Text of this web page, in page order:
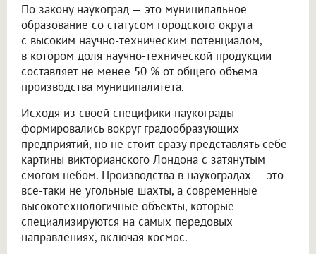
По закону наукоград — это муниципальное
образование со статусом городского округа
с высоким научно-техническим потенциалом,
в котором доля научно-технической продукции
составляет не менее 50 % от общего объема
производства муниципалитета.
Исходя из своей специфики наукограды
формировались вокруг градообразующих
предприятий, но не стоит сразу представлять себе
картины викторианского Лондона с затянутым
смогом небом. Производства в наукоградах — это
все-таки не угольные шахты, а современные
высокотехнологичные объекты, которые
специализируются на самых передовых
направлениях, включая космос.